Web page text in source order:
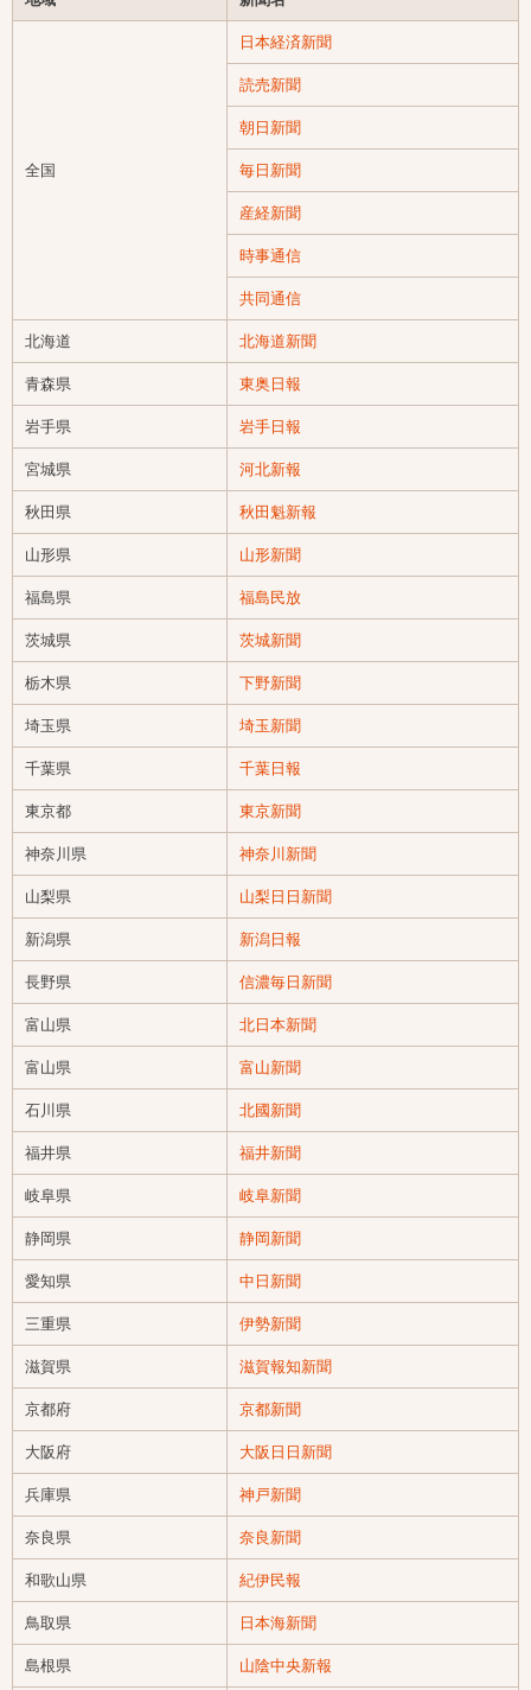
全国
日本経済新聞
読売新聞
朝日新聞
毎日新聞
産経新聞
時事通信
共同通信
北海道 北海道新聞
青森県 東奥日報
岩手県 岩手日報
宮城県 河北新報
秋田県 秋田魁新報
山形県 山形新聞
福島県 福島民放
茨城県 茨城新聞
栃木県 下野新聞
埼玉県 埼玉新聞
千葉県 千葉日報
東京都 東京新聞
神奈川県 神奈川新聞
山梨県 山梨日日新聞
新潟県 新潟日報
長野県 信濃毎日新聞
富山県 北日本新聞
富山県 富山新聞
石川県 北國新聞
福井県 福井新聞
岐阜県 岐阜新聞
静岡県 静岡新聞
愛知県 中日新聞
三重県 伊勢新聞
滋賀県 滋賀報知新聞
京都府 京都新聞
大阪府 大阪日日新聞
兵庫県 神戸新聞
奈良県 奈良新聞
和歌山県 紀伊民報
鳥取県 日本海新聞
島根県 山陰中央新報